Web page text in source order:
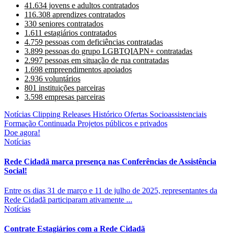
41.634 jovens e adultos contratados
116.308 aprendizes contratados
330 seniores contratados
1.611 estagiários contratados
4.759 pessoas com deficiências contratadas
3.899 pessoas do grupo LGBTQIAPN+ contratadas
2.997 pessoas em situação de rua contratadas
1.698 empreendimentos apoiados
2.936 voluntários
801 instituições parceiras
3.598 empresas parceiras
Notícias Clipping Releases Histórico Ofertas Socioassistenciais
Formação Continuada Projetos públicos e privados
Doe agora!
Notícias
Rede Cidadã marca presença nas Conferências de Assistência
Social!
Entre os dias 31 de março e 11 de julho de 2025, representantes da
Rede Cidadã participaram ativamente ...
Notícias
Contrate Estagiários com a Rede Cidadã